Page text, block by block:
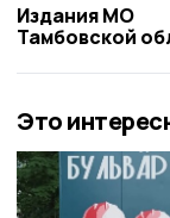
Издания МО
Тамбовской
Это